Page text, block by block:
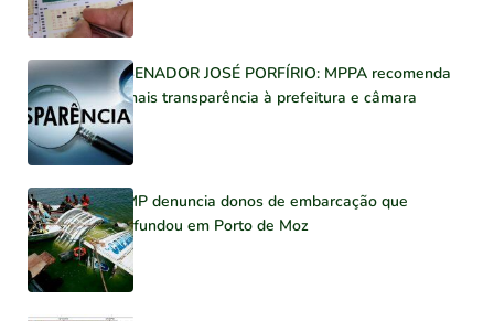
SENADOR JOSÉ PORFÍRIO: MPPA recomenda
mais transparência à prefeitura e câmara
MP denuncia donos de embarcação que
afundou em Porto de Moz